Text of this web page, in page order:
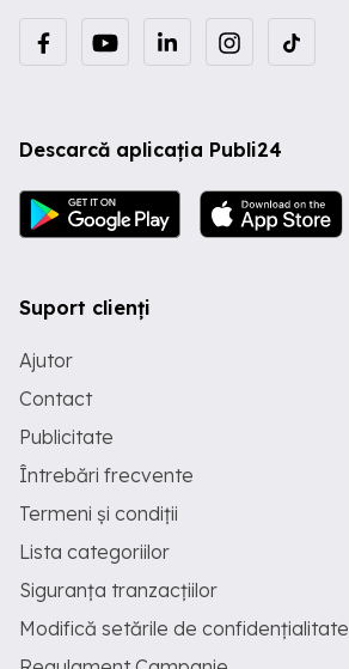
Descarcă aplicația Publi24
Suport clienți
Ajutor
Contact
Publicitate
Întrebări frecvente
Termeni și condiții
Lista categoriilor
Siguranța tranzacțiilor
Modifică setările de confidențialitate